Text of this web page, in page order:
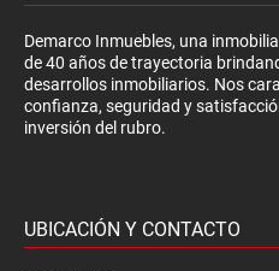
Demarco Inmuebles, una
de 40 años de trayectoria
desarrollos inmobiliarios. Nos
confianza, seguridad y
inversión del rubro.
UBICACIÓN Y CONTACTO